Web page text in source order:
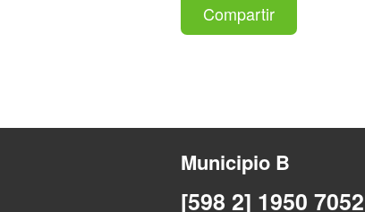
Compartir
Municipio B
[598 2] 1950 7052